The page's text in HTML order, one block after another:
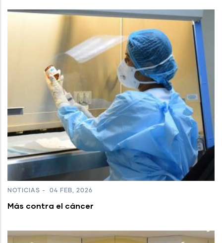
NOTICIAS - 04 FEB, 2026
Más contra el cáncer